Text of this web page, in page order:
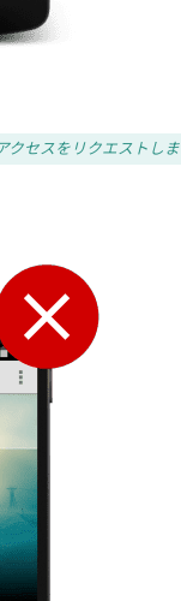
クセスをリクエストし